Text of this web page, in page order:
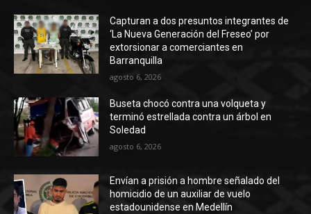
Capturan a dos presuntos integrantes de
‘La Nueva Generación del Freseo’ por
extorsionar a comerciantes en
Barranquilla
agosto 6, 2026
Buseta chocó contra una volqueta y
terminó estrellada contra un árbol en
Soledad
agosto 6, 2026
Envían a prisión a hombre señalado del
homicidio de un auxiliar de vuelo
estadounidense en Medellín